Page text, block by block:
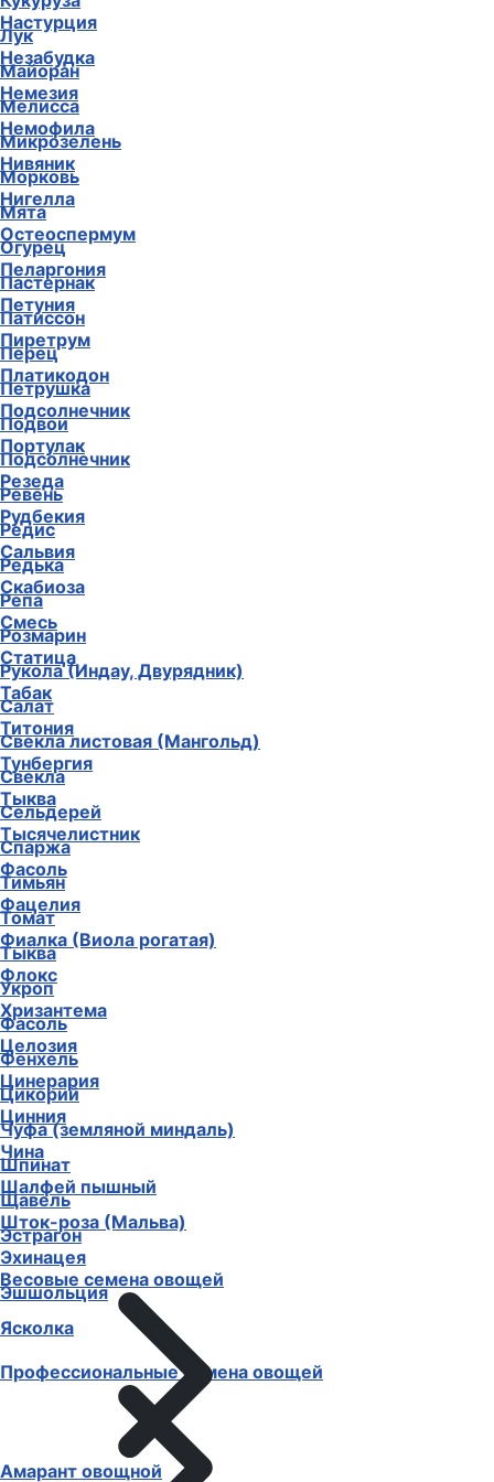
Настурция
Незабудка
Немезия
Немофила
Нивяник
Нигелла
Остеоспермум
Пеларгония
Петуния
Пиретрум
Платикодон
Подсолнечник
Портулак
Резеда
Рудбекия
Сальвия
Скабиоза
Смесь
Статица
Табак
Титония
Тунбергия
Тыква
Тысячелистник
Фасоль
Фацелия
Фиалка (Виола рогатая)
Флокс
Хризантема
Целозия
Цинерария
Цинния
Чина
Шалфей пышный
Шток-роза (Мальва)
Эхинацея
Эшшольция
Ясколка
Профессиональные семена овощей
Лук
Майоран
Мелисса
Микрозелень
Морковь
Мята
Огурец
Пастернак
Патиссон
Перец
Петрушка
Подвои
Подсолнечник
Ревень
Редис
Редька
Репа
Розмарин
Рукола (Индау, Двурядник)
Салат
Свекла листовая (Мангольд)
Свекла
Сельдерей
Спаржа
Тимьян
Томат
Тыква
Укроп
Фасоль
Фенхель
Цикорий
Чуфа (земляной миндаль)
Шпинат
Щавель
Эстрагон
Весовые семена овощей
Амарант овощной